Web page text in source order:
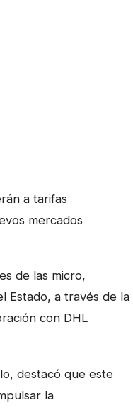
a tarifas
mercados
de las micro,
Estado, a través de la
con DHL
destacó que este
la